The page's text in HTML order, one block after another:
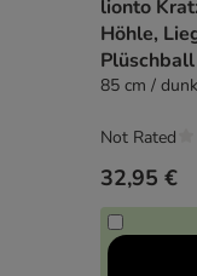
lionto
Höhle,
Plüschball
85 cm /
32,95 €
Not Rated